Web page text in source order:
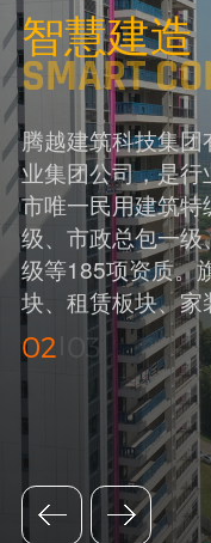
智慧建造
SMART
腾越建筑科技集
业集团公司，是
市唯一民用建筑
级、市政总包一
级等185项资质。
块、租赁板块、家
02 03